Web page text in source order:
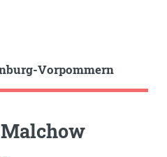
Vorpommern